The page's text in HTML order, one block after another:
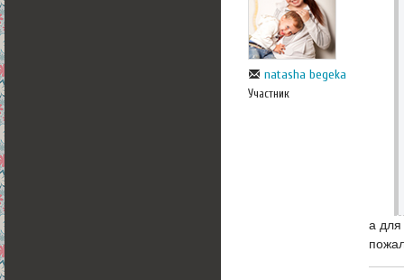
natasha begeka
Участник
а для